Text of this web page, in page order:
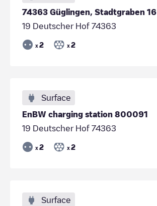
74363 Güglingen, Stadtgraben 16
19 Deutscher Hof 74363
x 2 x 2
Surface
EnBW charging station 800091
19 Deutscher Hof 74363
x 2 x 2
Surface